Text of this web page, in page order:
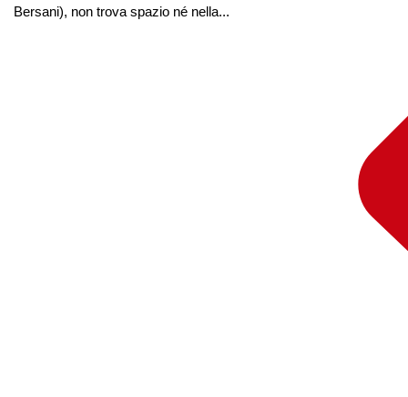
Bersani), non trova spazio né nella...